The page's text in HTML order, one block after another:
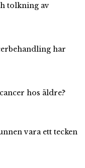
tolkning av
har
hos äldre?
vara ett tecken